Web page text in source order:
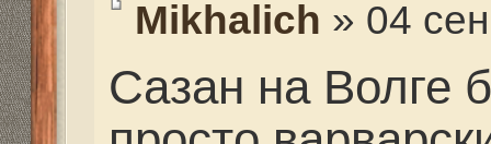
Mikhalich писал(а):
Понял!!! На
равно приятно.